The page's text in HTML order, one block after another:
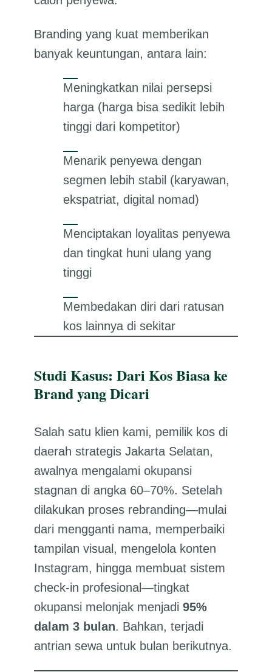
Branding yang kuat memberikan
banyak keuntungan, antara lain:
Meningkatkan nilai persepsi
harga (harga bisa sedikit lebih
tinggi dari kompetitor)
Menarik penyewa dengan
segmen lebih stabil (karyawan,
ekspatriat, digital nomad)
Menciptakan loyalitas penyewa
dan tingkat huni ulang yang
tinggi
Membedakan diri dari ratusan
kos lainnya di sekitar
Studi Kasus: Dari Kos Biasa ke
Brand yang Dicari
Salah satu klien kami, pemilik kos di
daerah strategis Jakarta Selatan,
awalnya mengalami okupansi
stagnan di angka 60–70%. Setelah
dilakukan proses rebranding—mulai
dari mengganti nama, memperbaiki
tampilan visual, mengelola konten
Instagram, hingga membuat sistem
check-in profesional—tingkat
okupansi melonjak menjadi 95%
dalam 3 bulan. Bahkan, terjadi
antrian sewa untuk bulan berikutnya.